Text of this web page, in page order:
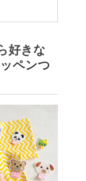
好きな
ペンつ